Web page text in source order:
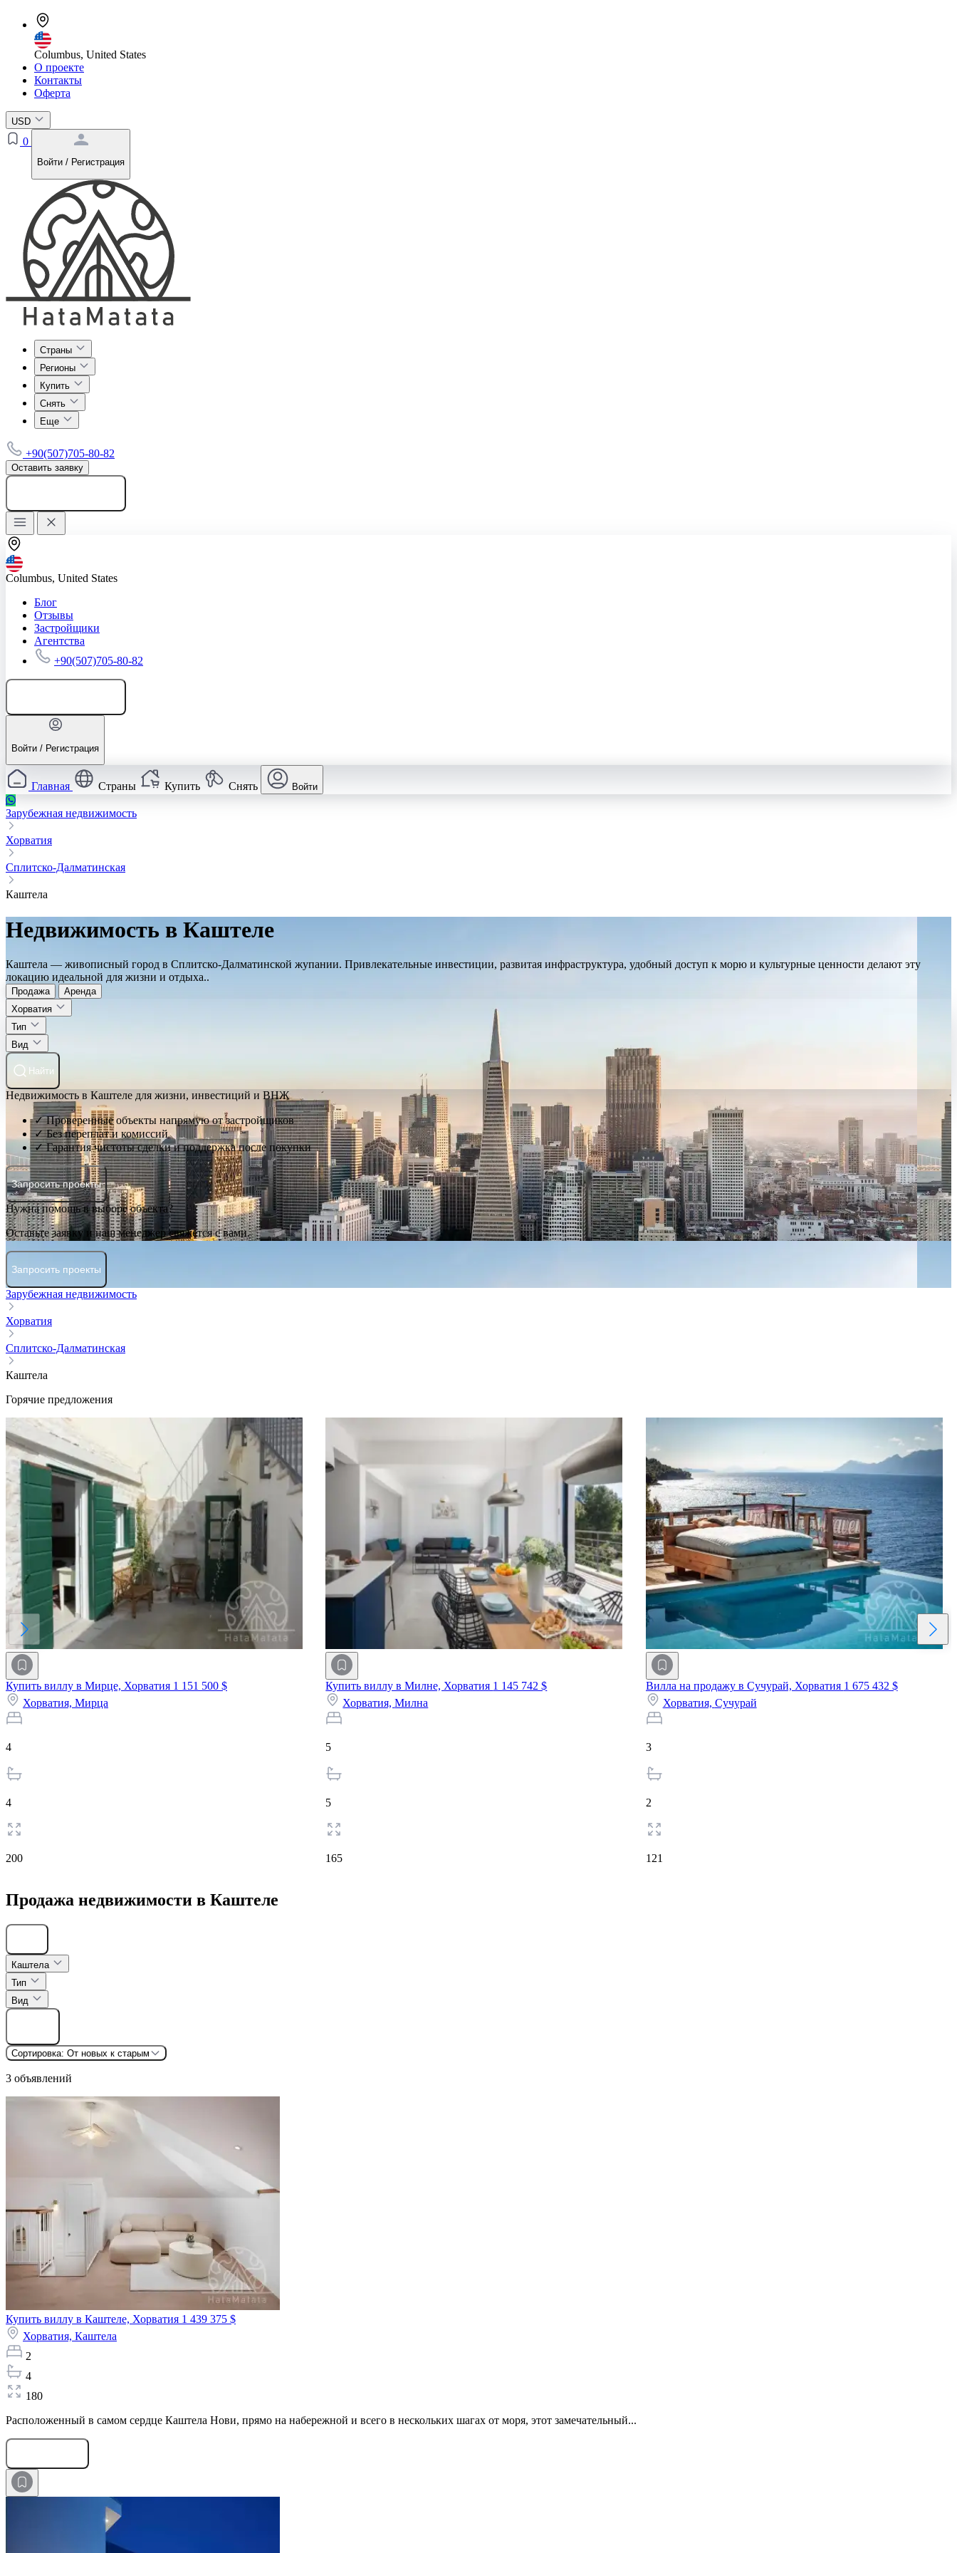
Columbus, United States
О проекте
Контакты
Оферта
USD
0
Войти / Регистрация
Страны
Регионы
Купить
Снять
Еще
+90(507)705-80-82
Оставить заявку
Columbus, United States
Блог
Отзывы
Застройщики
Агентства
+90(507)705-80-82
Войти / Регистрация
Главная Страны Купить Снять Войти
Зарубежная недвижимость
Хорватия
Сплитско-Далматинская
Каштела
Недвижимость в Каштеле
Каштела — живописный город в Сплитско-Далматинской жупании. Привлекательные инвестиции, развитая инфраструктура, удобный доступ к морю и культурные ценности делают эту
локацию идеальной для жизни и отдыха..
Продажа
Аренда
Хорватия
Тип
Вид
Найти
Недвижимость в Каштеле для жизни, инвестиций и ВНЖ
✓ Проверенные объекты напрямую от застройщиков
✓ Без переплат и комиссий
✓ Гарантия чистоты сделки и поддержка после покупки
Запросить проекты
Нужна помощь в выборе объекта?
Оставьте заявку и наш менеджер свяжется с вами.
Запросить проекты
Зарубежная недвижимость
Хорватия
Сплитско-Далматинская
Каштела
Горячие предложения
Купить виллу в Мирце, Хорватия 1 151 500 $
Хорватия, Мирца
4
4
200
Купить виллу в Милне, Хорватия 1 145 742 $
Хорватия,Милна
5
5
165
Вилла на продажу в Сучурай, Хорватия 1 675 432 $
Хорватия, Сучурай
3
2
121
Продажа недвижимости в Каштеле
Каштела
Тип
Вид
Сортировка: От новых к старым
3 объявлений
Купить виллу в Каштеле, Хорватия 1 439 375 $
Хорватия, Каштела
2
4
180
Расположенный в самом сердце Каштела Нови, прямо на набережной и всего в нескольких шагах от моря, этот замечательный...